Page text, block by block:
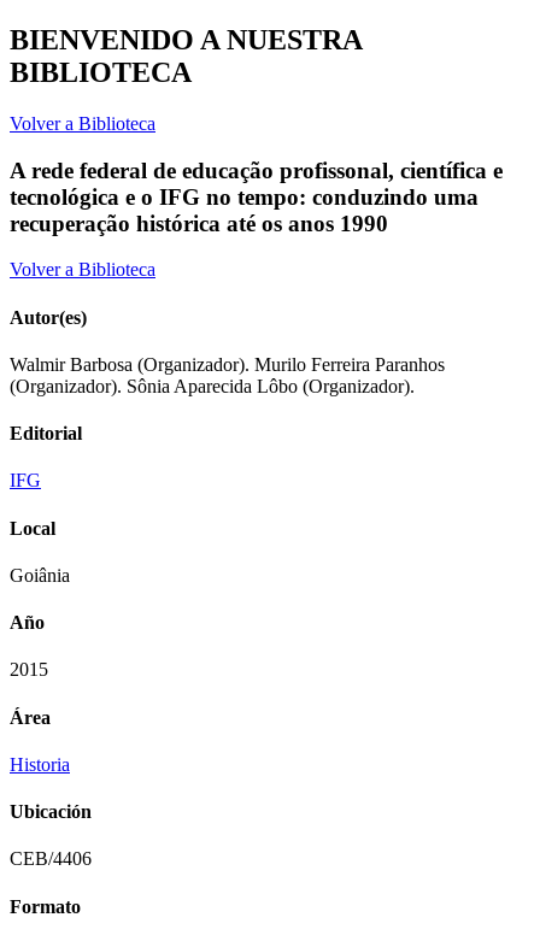
BIENVENIDO A NUESTRA
BIBLIOTECA
Volver a Biblioteca
A rede federal de educação profissonal, científica e
tecnológica e o IFG no tempo: conduzindo uma
recuperação histórica até os anos 1990
Volver a Biblioteca
Autor(es)
Walmir Barbosa (Organizador). Murilo Ferreira Paranhos
(Organizador). Sônia Aparecida Lôbo (Organizador).
Editorial
IFG
Local
Goiânia
Año
2015
Área
Historia
Ubicación
CEB/4406
Formato